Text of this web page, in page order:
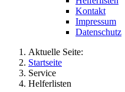
Kontakt
Impressum
Datenschutz
Aktuelle Seite:
Startseite
Service
Helferlisten